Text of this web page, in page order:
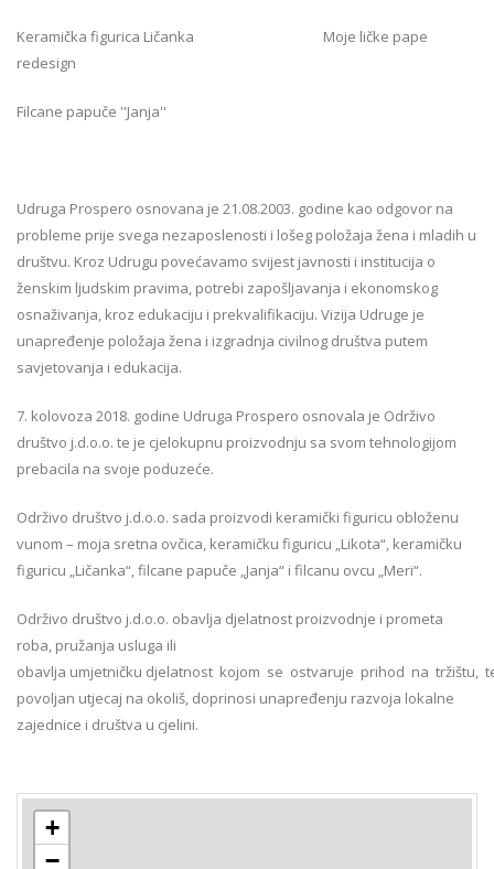
Keramička figurica Ličanka Moje ličke pape
redesign
Filcane papuče ''Janja''
Udruga Prospero osnovana je 21.08.2003. godine kao odgovor na
probleme prije svega nezaposlenosti i lošeg položaja žena i mladih u
društvu. Kroz Udrugu povećavamo svijest javnosti i institucija o
ženskim ljudskim pravima, potrebi zapošljavanja i ekonomskog
osnaživanja, kroz edukaciju i prekvalifikaciju. Vizija Udruge je
unapređenje položaja žena i izgradnja civilnog društva putem
savjetovanja i edukacija.
7. kolovoza 2018. godine Udruga Prospero osnovala je Održivo
društvo j.d.o.o. te je cjelokupnu proizvodnju sa svom tehnologijom
prebacila na svoje poduzeće.
Održivo društvo j.d.o.o. sada proizvodi keramički figuricu obloženu
vunom – moja sretna ovčica, keramičku figuricu „Likota“, keramičku
figuricu „Ličanka“, filcane papuče „Janja“ i filcanu ovcu „Meri“.
Održivo društvo j.d.o.o. obavlja djelatnost proizvodnje i prometa
roba, pružanja usluga ili
obavlja umjetničku djelatnost kojom se ostvaruje prihod na tržištu,
povoljan utjecaj na okoliš, doprinosi unapređenju razvoja lokalne
zajednice i društva u cjelini.
+
−